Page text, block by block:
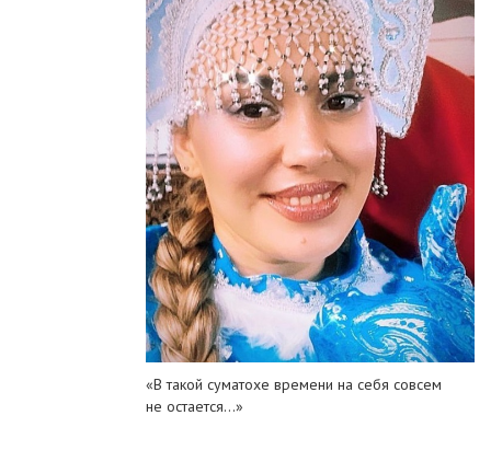
«В такой суматохе времени на себя совсем
не остается...»